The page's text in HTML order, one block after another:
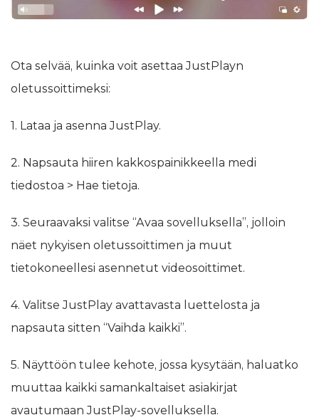
Ota selvää, kuinka voit asettaa JustPlayn
oletussoittimeksi:
1. Lataa ja asenna JustPlay.
2. Napsauta hiiren kakkospainikkeella medi
tiedostoa > Hae tietoja.
3. Seuraavaksi valitse “Avaa sovelluksella”, jolloin
näet nykyisen oletussoittimen ja muut
tietokoneellesi asennetut videosoittimet.
4. Valitse JustPlay avattavasta luettelosta ja
napsauta sitten “Vaihda kaikki”.
5. Näyttöön tulee kehote, jossa kysytään, haluatko
muuttaa kaikki samankaltaiset asiakirjat
avautumaan JustPlay-sovelluksella.